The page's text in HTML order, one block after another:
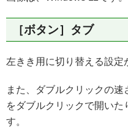
［ボタン］タブ
左きき用に切り替える設定
また、ダブルクリックの
をダブルクリックで開いた
す。